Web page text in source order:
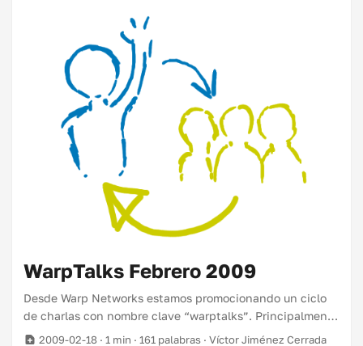
WarpTalks Febrero 2009
Desde Warp Networks estamos promocionando un ciclo
de charlas con nombre clave “warptalks”. Principalmente
serán charlas técnicas relacionadas con el software libre
2009-02-18 · 1 min · 161 palabras · Víctor Jiménez Cerrada